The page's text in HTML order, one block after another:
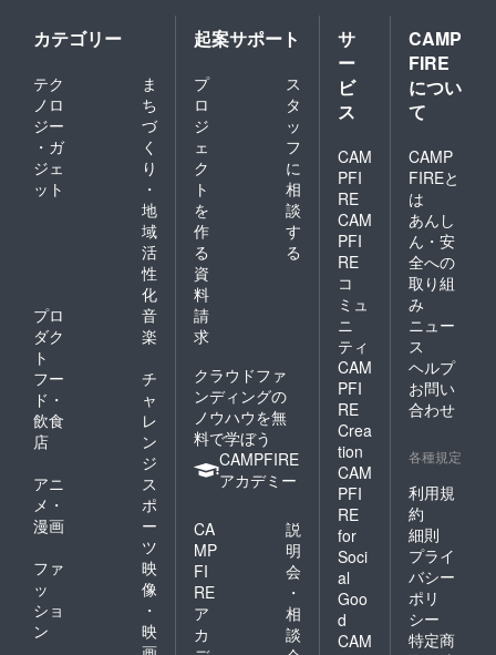
予定で
す。 ※
クラウ
ドファ
ンディ
ング終
了後、
、サイ
ズを
メール
にてお
伺いい
たしま
す。
なって
います
が、プ
ロジェ
クト終
了後、
第二回
を相談
しま
しょ
う。
カテゴリー
テク
ノロ
ジー
・ガ
ジェ
ット
ま
ち
づ
く
り
・
地
域
活
性
化
プロ
ダク
ト
音
楽
フー
ド・
飲食
店
チ
ャ
レ
ン
ジ
アニ
メ・
漫画
ス
ポ
ー
ツ
ファ
ッ
ショ
ン
映
像
・
映
起案サポート
プ
ロ
ジ
ェ
ク
ト
を
作
る
ス
タ
ッ
フ
に
相
談
す
る
資
料
請
求
クラウドファ
ンディングの
ノウハウを無
料で学ぼう
CAMPFIRE
アカデミー
CA
MP
FI
RE
ア
カ
説
明
会
・
相
談
サ
ー
ビ
ス
CAM
PFI
RE
CAM
PFI
RE
コ
ミュ
ニ
ティ
CAM
PFI
RE
Crea
tion
CAM
PFI
RE
for
Soci
al
Goo
d
CAM
CAMP
FIRE
につい
て
CAMP
FIREと
は
あんし
ん・安
全への
取り組
み
ニュー
ス
ヘルプ
お問い
合わせ
各種規定
利用規
約
細則
プライ
バシー
ポリ
シー
特定商